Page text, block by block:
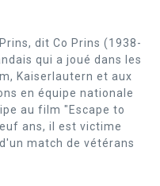
dit Co Prins (1938-
qui a joué dans les
Kaiserlautern et aux
en équipe nationale
au film "Escape to
ans, il est victime
match de vétérans